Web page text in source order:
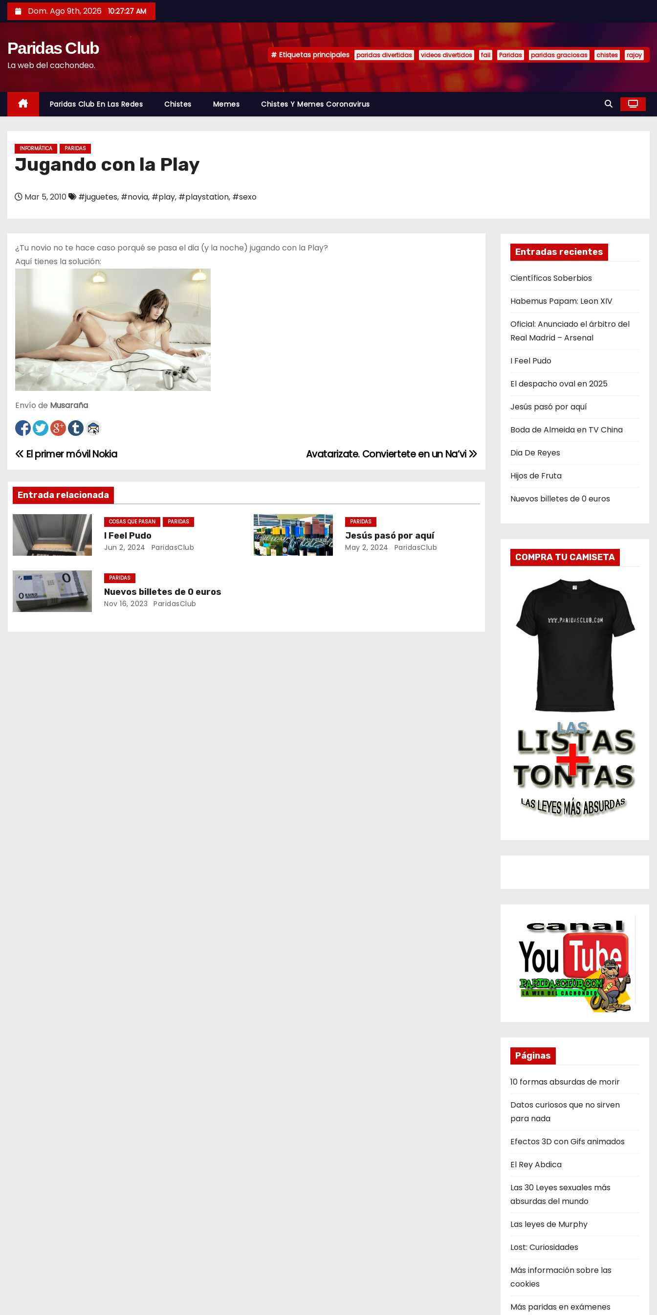
a
c
Dom. Ago 9th, 2026 10:27:28 AM
Paridas Club
La web del cachondeo.
Etiquetas principales paridas divertidas videos divertidos fail Paridas paridas graciosas chistes rajoy
Paridas Club En Las Redes Chistes Memes Chistes Y Memes Coronavirus
INFORMÁTICA PARIDAS
Jugando con la Play
Mar 5, 2010 #juguetes, #novia, #play, #playstation, #sexo
¿Tu novio no te hace caso porqué se pasa el dia (y la noche) jugando con la Play?
Aquí tienes la solución:
Envío de Musaraña
N
v
e
g
a
c
i
Avatarizate. Conviertete en un Na’vi
El primer móvil Nokia
Entrada relacionada
COSAS QUE PASAN PARIDAS
I Feel Pudo
Jun 2, 2024 ParidasClub
PARIDAS
Jesús pasó por aquí
May 2, 2024 ParidasClub
PARIDAS
Nuevos billetes de 0 euros
Nov 16, 2023 ParidasClub
Entradas recientes
Científicos Soberbios
Habemus Papam: Leon XIV
Oficial: Anunciado el árbitro del
Real Madrid – Arsenal
I Feel Pudo
El despacho oval en 2025
Jesús pasó por aquí
Boda de Almeida en TV China
Dia De Reyes
Hijos de Fruta
Nuevos billetes de 0 euros
COMPRA TU CAMISETA
Páginas
10 formas absurdas de morir
Datos curiosos que no sirven
para nada
Efectos 3D con Gifs animados
El Rey Abdica
Las 30 Leyes sexuales más
absurdas del mundo
Las leyes de Murphy
Lost: Curiosidades
Más información sobre las
cookies
Más paridas en exámenes